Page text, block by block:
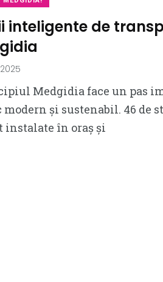
inteligente de
Medgidia face un pas
modern și sustenabil. 46 de
instalate în oraș și